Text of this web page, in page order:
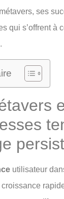
ses
qui s’offrent à
utilisateur